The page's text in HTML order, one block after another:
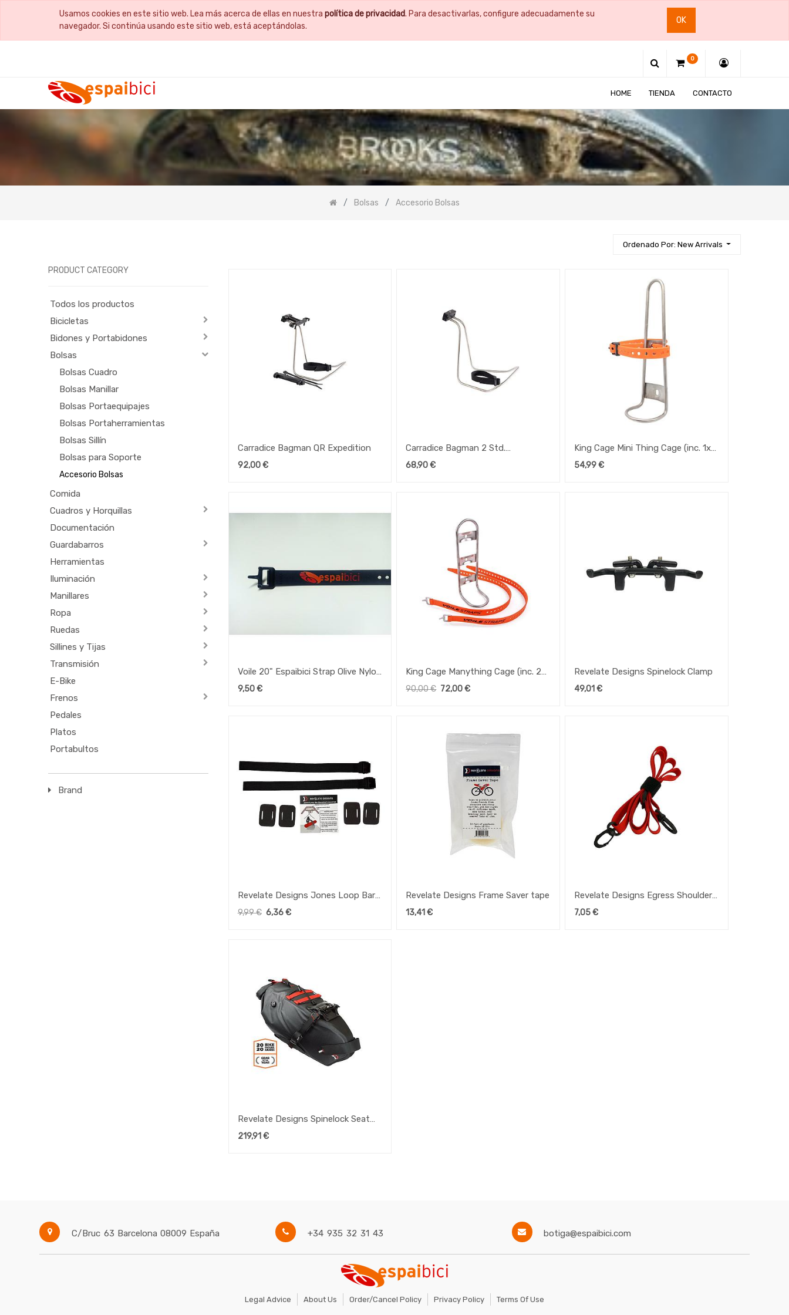
Usamos cookies en este sitio web. Lea más acerca de ellas en nuestrapolítica de privacidad. Para desactivarlas, configure adecuadamente su
navegador. Si continúa usando este sitio web, está aceptándolas.
OK
0
HOME TIENDA CONTACTO
Bolsas Accesorio Bolsas
Ordenado Por: New Arrivals
PRODUCT CATEGORY
Todos los productos
Bicicletas
Bidones y Portabidones
Bolsas
Bolsas Cuadro
Bolsas Manillar
Bolsas Portaequipajes
Bolsas Portaherramientas
Bolsas Sillín
Bolsas para Soporte
Accesorio Bolsas
Comida
Cuadros y Horquillas
Documentación
Guardabarros
Herramientas
Iluminación
Manillares
Ropa
Ruedas
Sillines y Tijas
Transmisión
E-Bike
Frenos
Pedales
Platos
Portabultos
Brand
Carradice Bagman QR Expedition
92,00€
Carradice Bagman 2 Std.
Expedition
68,90€
King Cage Mini Thing Cage (inc. 1x
Nano Voile Straps)
54,99€
Voile 20" Espaibici Strap Olive Nylon
Buckle
9,50€
King Cage Manything Cage (inc. 2x
Voile straps)
90,00€ 72,00€
Revelate Designs Spinelock Clamp
49,01 €
Revelate Designs Jones Loop Bar
Kit
9,99€ 6,36€
Revelate Designs Frame Saver tape
13,41 €
Revelate Designs Egress Shoulder
Strap
7,05€
Revelate Designs Spinelock Seat
bag 16L, Negra
219,91 €
C/Bruc 63 Barcelona 08009 España +34 935 32 31 43 botiga@espaibici.com
Legal Advice About Us Order/Cancel Policy Privacy Policy Terms Of Use